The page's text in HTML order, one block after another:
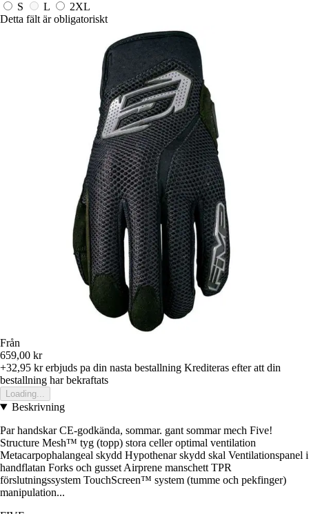
S
L
2XL
Detta fält är obligatoriskt
Från
659,00 kr
+32,95 krerbjuds pa din nasta bestallning Krediteras efter att din
bestallning har bekraftats
Loading...
Beskrivning
Par handskar CE-godkända, sommar. gant sommar mech Five!
Structure Mesh™ tyg (topp) stora celler optimal ventilation
Metacarpophalangeal skydd Hypothenar skydd skal Ventilationspanel i
handflatan Forks och gusset Airprene manschett TPR
förslutningssystem TouchScreen™ system (tumme och pekfinger)
manipulation...